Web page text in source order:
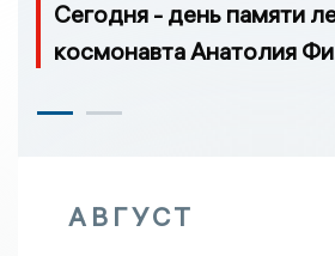
Сегодня - день памяти
космонавта Анатолия
АВГУСТ